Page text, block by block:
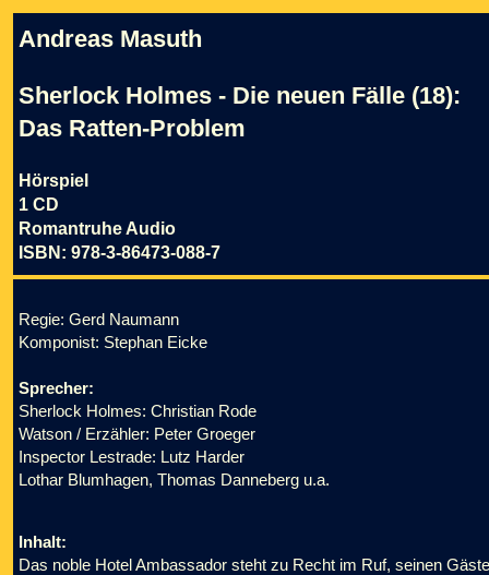
Andreas Masuth
Sherlock Holmes - Die neuen Fälle (18):
Das Ratten-Problem
Hörspiel
1 CD
Romantruhe Audio
ISBN: 978-3-86473-088-7
Regie: Gerd Naumann
Komponist: Stephan Eicke
Sprecher:
Sherlock Holmes: Christian Rode
Watson / Erzähler: Peter Groeger
Inspector Lestrade: Lutz Harder
Lothar Blumhagen, Thomas Danneberg u.a.
Inhalt:
Das noble Hotel Ambassador steht zu Recht im Ruf, seinen